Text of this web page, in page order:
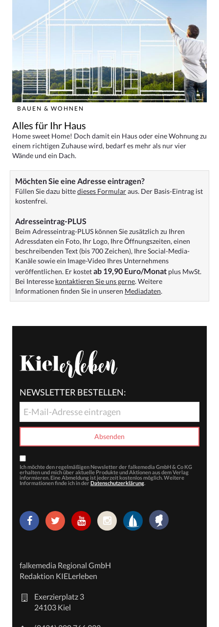
BAUEN & WOHNEN
Alles für Ihr Haus
Home sweet Home! Doch damit ein Haus oder eine Wohnung zu
einem richtigen Zuhause wird, bedarf es mehr als nur vier
Wände und ein Dach.
Möchten Sie eine Adresse eintragen?
Füllen Sie dazu bittedieses Formularaus. Der Basis-Eintrag ist
kostenfrei.
Adresseintrag-PLUS
Beim Adresseintrag-PLUS können Sie zusätzlich zu Ihren
Adressdaten ein Foto, Ihr Logo, Ihre Öffnungszeiten, einen
beschreibenden Text (bis 700 Zeichen), Ihre Social-Media-
Kanäle sowie ein Image-Video Ihres Unternehmens
veröffentlichen. Er kostetab 19,90 Euro/Monat plus MwSt.
Bei Interesse kontaktieren Sie uns gerne. Weitere
Informationen finden Sie in unseren Mediadaten.
NEWSLETTER BESTELLEN:
Ich möchte den regelmäßigen Newsletter der falkemedia GmbH & Co KG
erhalten und mich über aktuelle Produkte und Aktionen aus dem Verlag
informieren. Eine Abmeldung ist jederzeit kostenlos möglich. Weitere
Informationen finde ich in der Datenschutzerklärung.
falkemedia Regional GmbH
Redaktion KIELerleben
Exerzierplatz 3
24103 Kiel